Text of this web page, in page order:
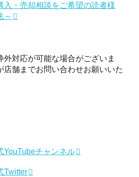
入・売却相談をご希望の読者様
～
対応が可能な場合がございま
店舗までお問い合わせお願いいた
YouTubeチャンネル
Twitter